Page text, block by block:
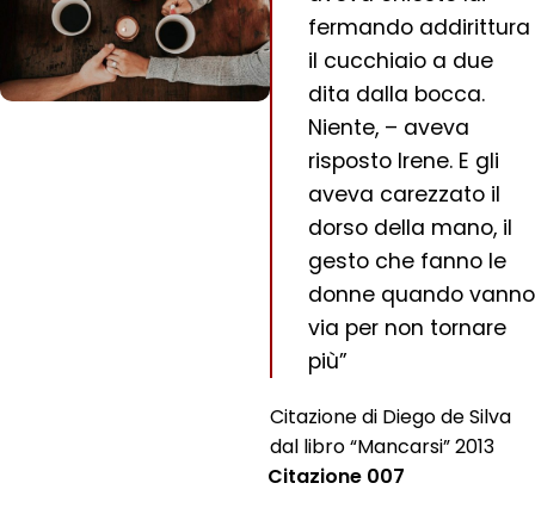
fermando addirittura
il cucchiaio a due
dita dalla bocca.
Niente, – aveva
risposto Irene. E gli
aveva carezzato il
dorso della mano, il
gesto che fanno le
donne quando vanno
via per non tornare
più”
Citazione di Diego de Silva
dal libro “Mancarsi” 2013
Citazione 007